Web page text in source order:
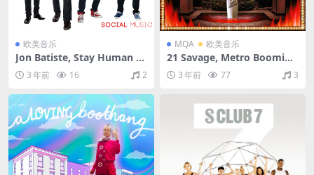
欧美音乐
Jon Batiste, Stay Human -
Social Music（2013/FLAC/
分轨/238M）
3 年前 16 2
MQA 欧美音乐
21 Savage, Metro Boomin -
SAVAGE MODE II（2020/FL
AC/分轨/512M）(MQA/16bi
t/44.1kHz)
3 年前 77 3